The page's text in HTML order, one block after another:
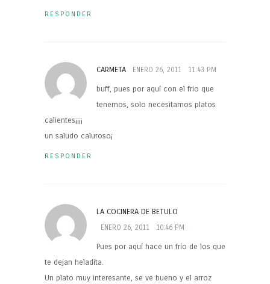
RESPONDER
CARMETA ENERO 26, 2011 11:43 PM
buff, pues por aquí con el frio que
tenemos, solo necesitamos platos
calientes¡¡¡¡
un saludo caluroso¡
RESPONDER
LA COCINERA DE BETULO
ENERO 26, 2011 10:46 PM
Pues por aquí hace un frío de los que
te dejan heladita.
Un plato muy interesante, se ve bueno y el arroz